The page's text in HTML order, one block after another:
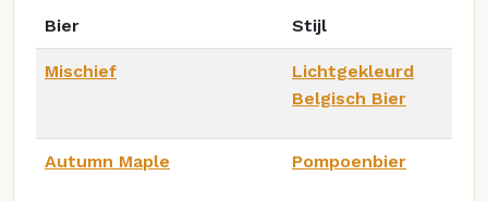
Bier Stijl
Mischief
Lichtgekleurd
Belgisch Bier
Autumn Maple Pompoenbier